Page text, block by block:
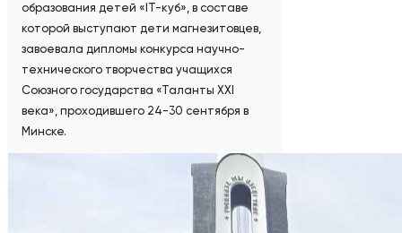
образования детей «IT-куб», в составе
которой выступают дети магнезитовцев,
завоевала дипломы конкурса научно-
технического творчества учащихся
Союзного государства «Таланты XXI
века», проходившего 24-30 сентября в
Минске.